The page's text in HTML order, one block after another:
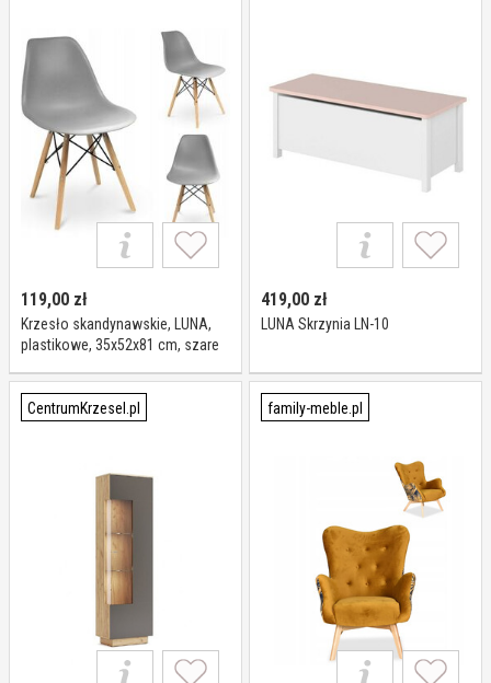
119,00 zł
Krzesło skandynawskie, LUNA,
plastikowe, 35x52x81 cm, szare
419,00 zł
LUNA Skrzynia LN-10
CentrumKrzesel.pl family-meble.pl